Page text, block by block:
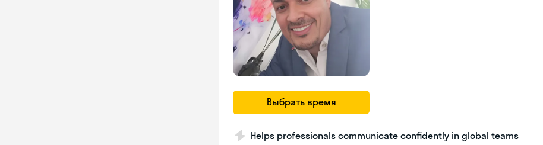
Выбрать время
Helps professionals communicate confidently in global teams